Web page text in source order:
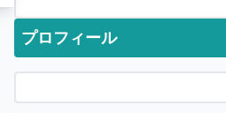
プロフィール